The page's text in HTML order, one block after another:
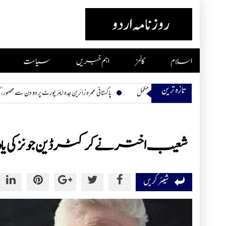
to
اسلام کالمز اہم خبریں سیاست
تازہ ترین پاکستانی عمرہ زائرین جدہ ایئرپورٹ پر دو دن سے محصور، کھانا اور پانی بھی
شعیب اختر نے کرکٹر ڈین جونز کی
شیئر کریں